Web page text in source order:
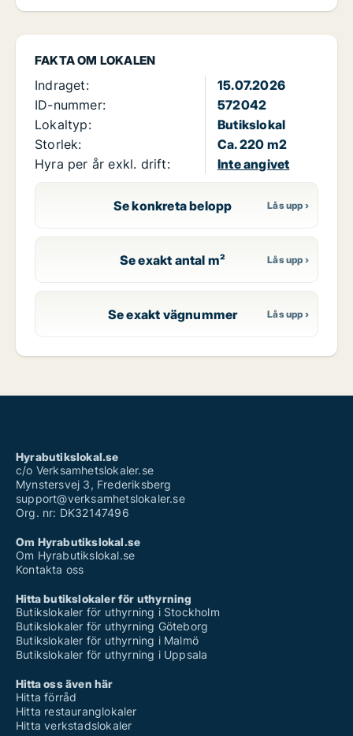
FAKTA OM LOKALEN
Indraget:
15.07.2026
ID-nummer:
572042
Lokaltyp:
Butikslokal
Storlek:
Ca. 220 m2
Hyra per år exkl. drift:
Inte angivet
Se konkreta belopp
Se exakt antal m²
Se exakt vägnummer
Hyrabutikslokal.se
c/o Verksamhetslokaler.se
Mynstersvej 3, Frederiksberg
support@verksamhetslokaler.se
Org. nr: DK32147496
Om Hyrabutikslokal.se
Om Hyrabutikslokal.se
Kontakta oss
Hitta butikslokaler för uthyrning
Butikslokaler för uthyrning i Stockholm
Butikslokaler för uthyrning Göteborg
Butikslokaler för uthyrning i Malmö
Butikslokaler för uthyrning i Uppsala
Hitta oss även här
Hitta förråd
Hitta restauranglokaler
Hitta verkstadslokaler